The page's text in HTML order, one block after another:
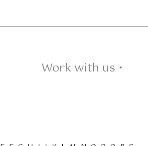
Work with us •